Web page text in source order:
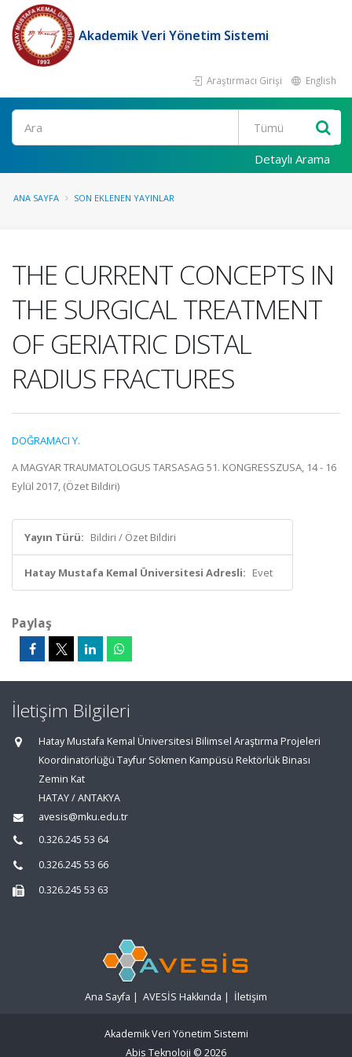
Akademik Veri Yönetim Sistemi
Araştırmacı Girişi English
Ara
Detaylı Arama
ANA SAYFA SON EKLENEN YAYINLAR
THE CURRENT CONCEPTS IN
THE SURGICAL TREATMENT
OF GERIATRIC DISTAL
RADIUS FRACTURES
DOĞRAMACI Y.
A MAGYAR TRAUMATOLOGUS TARSASAG 51. KONGRESSZUSA, 14 - 16
Eylül 2017, (Özet Bildiri)
Yayın Türü: Bildiri / Özet Bildiri
Hatay Mustafa Kemal Üniversitesi Adresli: Evet
Paylaş
İletişim Bilgileri
Hatay Mustafa Kemal Üniversitesi Bilimsel Araştırma Projeleri
Koordinatörlüğü Tayfur Sökmen Kampüsü Rektörlük Binası
Zemin Kat
HATAY / ANTAKYA
avesis@mku.edu.tr
0.326.245 53 64
0.326.245 53 66
0.326.245 53 63
Ana Sayfa | AVESİS Hakkında | İletişim
Akademik Veri Yönetim Sistemi
Abis Teknoloji © 2026